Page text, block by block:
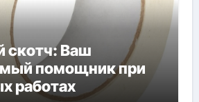
скотч: Ваш
помощник при
работах